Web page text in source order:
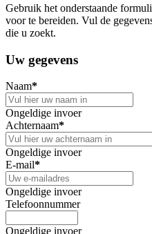
Gebruik het onderstaande
voor te bereiden. Vul de
die u zoekt.
Uw gegevens
Naam*
Ongeldige invoer
Achternaam*
Ongeldige invoer
E-mail*
Ongeldige invoer
Telefoonnummer
Ongeldige invoer